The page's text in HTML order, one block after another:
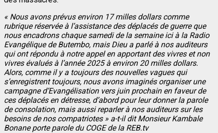
« Nous avons prévus environ 17 milles dollars comme
rubrique réservée à l’assistance des déplacés de guerre que
nous encadrons chaque samedi de la semaine ici à la Radio
Evangélique de Butembo, mais Dieu a parlé à nos auditeurs
qui ont répondu à notre appel en apportant des vivres et non
vivres évalués à l’année 2025 à environ 20 milles dollars.
Alors, comme il y a toujours des nouvelles vagues qui
s’enregistrent toujours, nous avons imaginés organiser une
campagne d’Evangélisation vers juin prochain en faveur de
ces déplacés en détresse, d’abord pour leur donner la parole
de consolation, mais aussi reparler à nos auditeurs sur les
besoins de nos compatriotes » a-t-il dit Monsieur Kambale
Bonane porte parole du COGE de la REB.tv